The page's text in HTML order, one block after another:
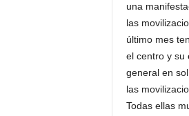
una
las
último mes
el centro y su
general en
las
Todas ellas